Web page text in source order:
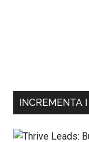
INCREMENTA